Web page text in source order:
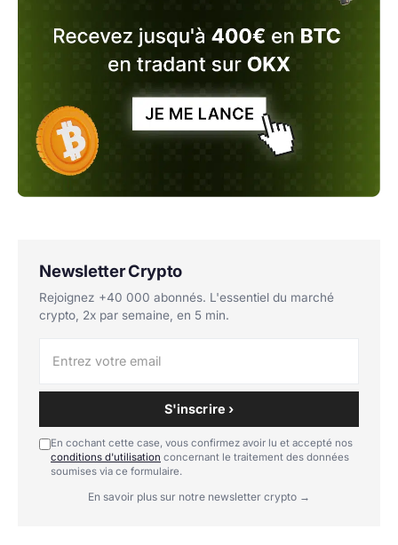
Newsletter Crypto
Rejoignez +40 000 abonnés. L'essentiel du marché
crypto, 2x par semaine, en 5 min.
S'inscrire ›
En cochant cette case, vous confirmez avoir lu et accepté nos
conditions d'utilisation concernant le traitement des données
soumises via ce formulaire.
En savoir plus sur notre newsletter crypto →